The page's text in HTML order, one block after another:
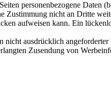
personenbezogene Daten
Zustimmung nicht an Dritte
aufweisen kann. Ein
ausdrücklich
Zusendung von